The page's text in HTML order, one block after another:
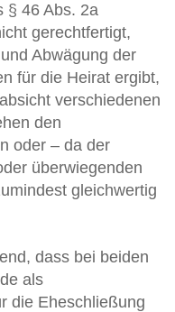
§ 46 Abs. 2a
gerechtfertigt,
Abwägung der
für die Heirat ergibt,
verschiedenen
den
oder – da der
überwiegenden
gleichwertig
dass bei beiden
als
die Eheschließung